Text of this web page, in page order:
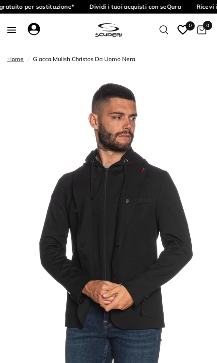
per sostituzione* Dividi i tuoi acquisti con seQura Ricevi
0 0
Home / Giacca Mulish Christos Da Uomo Nera